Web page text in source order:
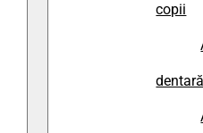
copii